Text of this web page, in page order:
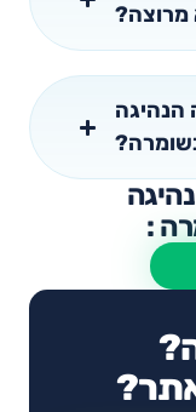
מרוצה?
הנהיגה
: